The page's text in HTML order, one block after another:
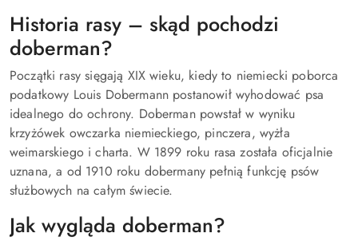
Historia rasy – skąd pochodzi
doberman?
Początki rasy sięgają XIX wieku, kiedy to niemiecki poborca
podatkowy Louis Dobermann postanowił wyhodować psa
idealnego do ochrony. Doberman powstał w wyniku
krzyżówek owczarka niemieckiego, pinczera, wyżła
weimarskiego i charta. W 1899 roku rasa została oficjalnie
uznana, a od 1910 roku dobermany pełnią funkcję psów
służbowych na całym świecie.
Jak wygląda doberman?